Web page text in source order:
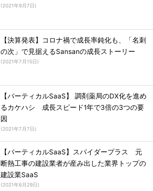
(2021年9月7日)
【決算発表】コロナ禍で成長率鈍化も、「名刺
の次」で見据えるSansanの成長ストーリー
(2021年7月15日)
【バーティカルSaaS】 調剤薬局のDX化を進め
るカケハシ 成長スピード1年で3倍の3つの要
因
(2021年7月7日)
【バーティカルSaaS】スパイダープラス 元
断熱工事の建設業者が産み出した業界トップの
建設業SaaS
(2021年6月29日)